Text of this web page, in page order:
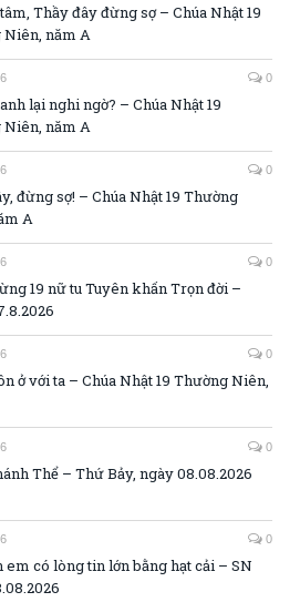
Thầy đây đừng sợ – Chúa Nhật 19
Niên, năm A
0
lại nghi ngờ? – Chúa Nhật 19
Niên, năm A
0
đừng sợ! – Chúa Nhật 19 Thường
A
0
19 nữ tu Tuyên khấn Trọn đời –
0
ở với ta – Chúa Nhật 19 Thường Niên,
0
Thể – Thứ Bảy, ngày 08.08.2026
0
em có lòng tin lớn bằng hạt cải – SN